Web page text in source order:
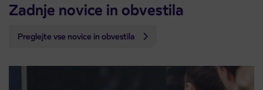
Zadnje novice in obvestila
Preglejte vse novice in obvestila